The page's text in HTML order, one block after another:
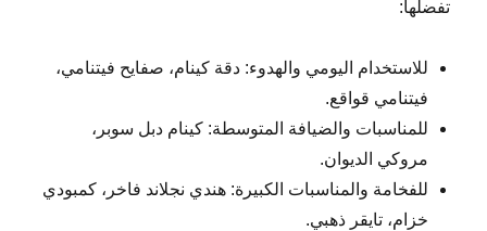
تفضلها:
للاستخدام اليومي والهدوء: دقة كينام، صفايح فيتنامي،
فيتنامي قواقع.
للمناسبات والضيافة المتوسطة: كينام دبل سوبر،
مروكي الديوان.
للفخامة والمناسبات الكبيرة: هندي نجلاند فاخر، كمبودي
خزام، تايقر ذهبي.